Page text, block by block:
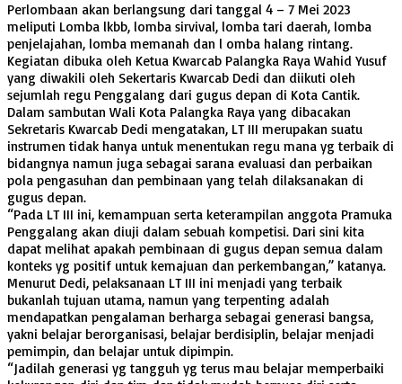
Perlombaan akan berlangsung dari tanggal 4 – 7 Mei 2023
meliputi Lomba lkbb, lomba sirvival, lomba tari daerah, lomba
penjelajahan, lomba memanah dan l omba halang rintang.
Kegiatan dibuka oleh Ketua Kwarcab Palangka Raya Wahid Yusuf
yang diwakili oleh Sekertaris Kwarcab Dedi dan diikuti oleh
sejumlah regu Penggalang dari gugus depan di Kota Cantik.
Dalam sambutan Wali Kota Palangka Raya yang dibacakan
Sekretaris Kwarcab Dedi mengatakan, LT III merupakan suatu
instrumen tidak hanya untuk menentukan regu mana yg terbaik di
bidangnya namun juga sebagai sarana evaluasi dan perbaikan
pola pengasuhan dan pembinaan yang telah dilaksanakan di
gugus depan.
“Pada LT III ini, kemampuan serta keterampilan anggota Pramuka
Penggalang akan diuji dalam sebuah kompetisi. Dari sini kita
dapat melihat apakah pembinaan di gugus depan semua dalam
konteks yg positif untuk kemajuan dan perkembangan,” katanya.
Menurut Dedi, pelaksanaan LT III ini menjadi yang terbaik
bukanlah tujuan utama, namun yang terpenting adalah
mendapatkan pengalaman berharga sebagai generasi bangsa,
yakni belajar berorganisasi, belajar berdisiplin, belajar menjadi
pemimpin, dan belajar untuk dipimpin.
“Jadilah generasi yg tangguh yg terus mau belajar memperbaiki